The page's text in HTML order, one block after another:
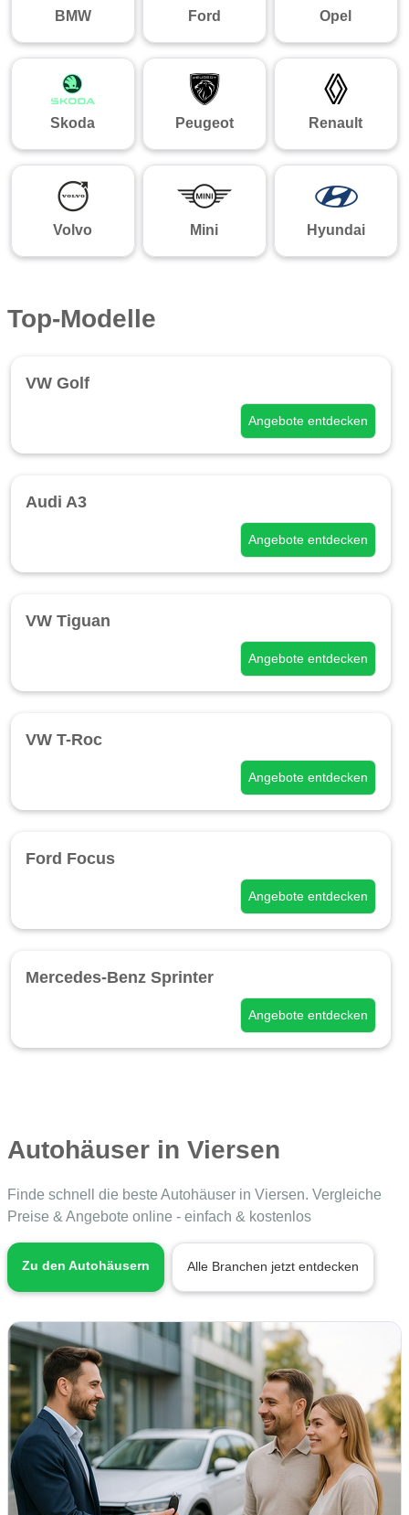
BMW Ford Opel
Skoda Peugeot Renault
Volvo Mini Hyundai
Top-Modelle
VW Golf
Angebote entdecken
Audi A3
Angebote entdecken
VW Tiguan
Angebote entdecken
VW T-Roc
Angebote entdecken
Ford Focus
Angebote entdecken
Mercedes-Benz Sprinter
Angebote entdecken
Autohäuser in Viersen
Finde schnell die beste Autohäuser in Viersen. Vergleiche
Preise & Angebote online - einfach & kostenlos
Zu den Autohäusern Alle Branchen jetzt entdecken